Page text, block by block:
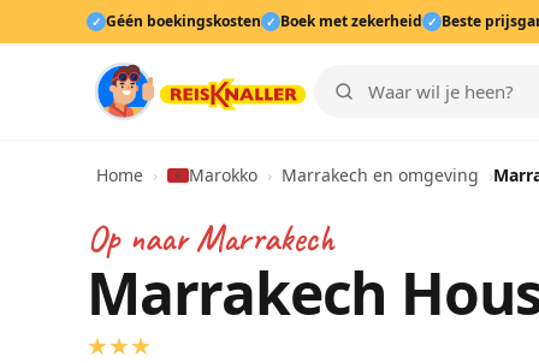
✓ Géén boekingskosten ✓ Boek met zekerheid ✓ Beste
Home › Marokko › Marrakech en omgeving ›
Op naarMarrakech
Marrakech
★★★